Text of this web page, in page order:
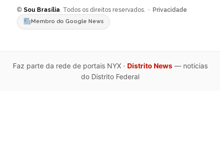
© Sou Brasília . Todos os direitos reservados. · Privacidade
Membro do Google News
Faz parte da rede de portais NYX · Distrito News— noticias
do Distrito Federal